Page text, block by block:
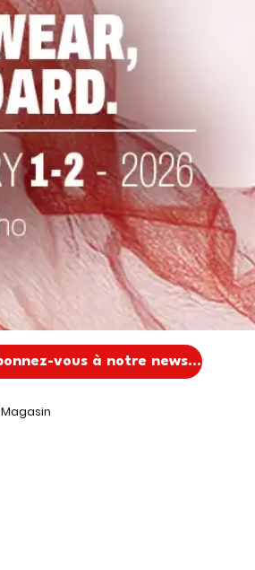
Abonnez-vous à notre newsletter
Magasin